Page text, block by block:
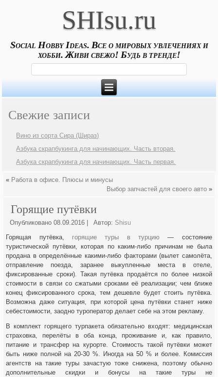
SHIsu.ru
Social Hobby Ideas. Все о мировых увлечениях и
хобби. Живи свежо! Будь в тренде!
Свежие записи
Вино из сорта Сира (Шираз)
Азбука скрапбукинга для начинающих. Часть вторая.
Азбука скрапбукинга для начинающих. Часть первая.
« Работа в офисе. Плюсы и минусы
Выбор запчастей для своего авто»
Горящие путёвки
Опубликовано 08.09.2016 Автор: Shisu
Горящая путёвка, горящие туры в турцию — состояние
туристической путёвки, которая по каким-либо причинам не была
продана в определённые какими-либо факторами (вылет самолёта,
отправление поезда, заранее выкупленные места в отеле,
фиксированные сроки). Такая путёвка продаётся по более низкой
стоимости в связи со сжатыми сроками её реализации; чем ближе
конец фиксированного срока, тем дешевле будет стоить путёвка.
Возможна даже ситуация, при которой цена путёвки станет ниже
себестоимости, заодно туроператор делает себе на этом рекламу.
В комплект горящего турпакета обязательно входят: медицинская
страховка, перелёты в оба конца, проживание и, как правило,
питание и трансфер на курорте. Стоимость такой путёвки может
быть ниже полной на 20-30 %. Иногда на 50 % и более. Комиссия
агентств на такие туры зачастую тоже снижена, поэтому обычно
дополнительные скидки и бонусы на такие туры не